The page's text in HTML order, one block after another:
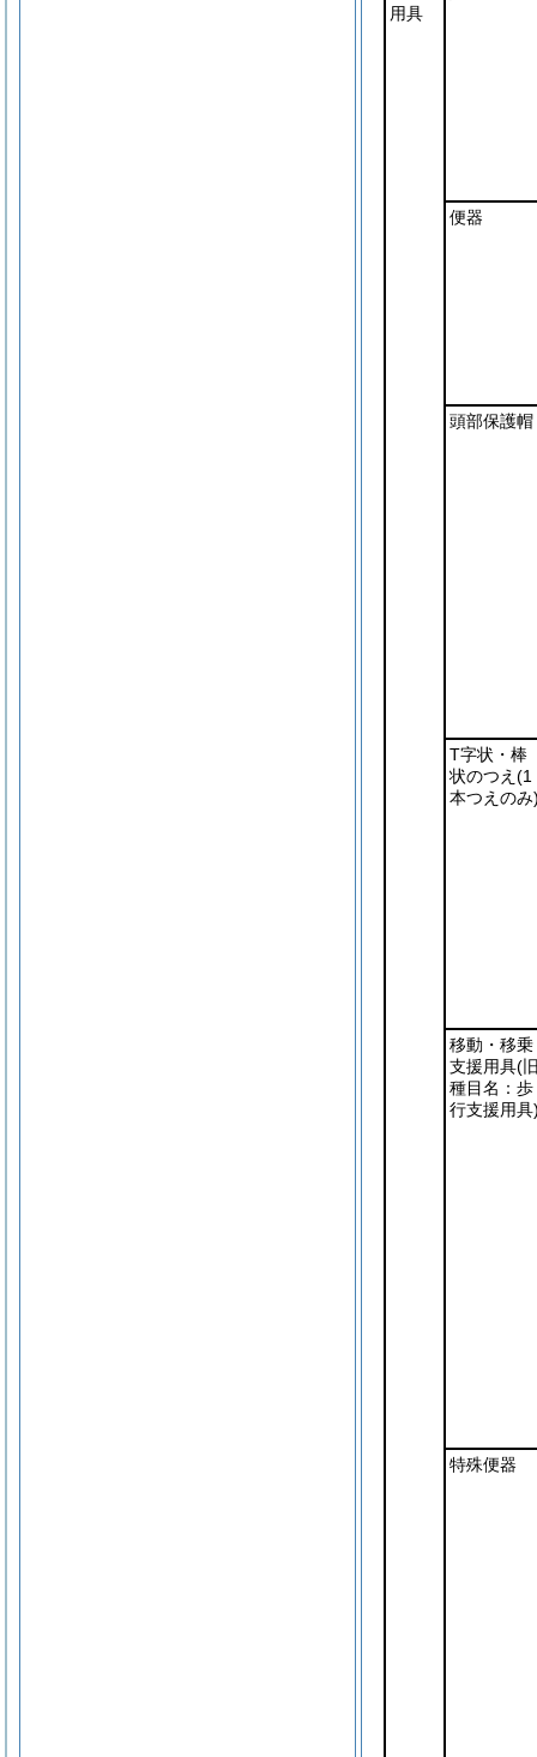
用具
便器
頭部保護帽
T字状・棒
状のつえ (1
本つえのみ
移動・移乗
支援用具(
種目名：歩
行支援用具
特殊便器